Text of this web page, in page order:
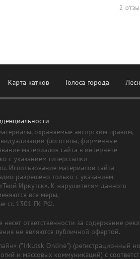
2
Карта катков Голоса города
охраняемые авторским правом,
(логотипы, фирменные
материалов сайта в интернете
с указанием гиперссылки
Использование материалов сайта
разрешено только с указанием
Иркутск». К нарушителям данного
все меры,
ст. 1301 ГК РФ.
ответственности за содержание
не являются публичной офертой.
("Irkutsk Online")
и массовых коммуникаций) с